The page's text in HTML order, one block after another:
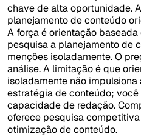
chave de alta oportunidade.
planejamento de conteúdo
A força é orientação
pesquisa a planejamento de
menções isoladamente. O
análise. A limitação é que
isoladamente não
estratégia de conteúdo;
capacidade de redação.
oferece pesquisa
otimização de conteúdo.